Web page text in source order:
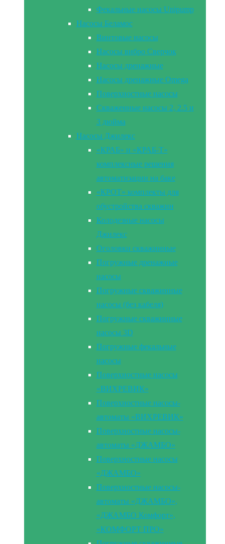
Фекальные насосы Unipump
Насосы Беламос
Винтовые насосы
Насосы вибро Сверчок
Насосы дренажные
Насосы дренажные Omega
Поверхностные насосы
Скваженные насосы 2, 2.5 и
3 дюйма
Насосы Джилекс
«КРАБ» и «КРАБ-Т»
комплексные решения
автоматизации на баке
«КРОТ» комплекты для
обустройства скважин
Колодезные насосы
Джилекс
Оголовки скважинные
Погружные дренажные
насосы
Погружные скважинные
насосы (без кабеля)
Погружные скважинные
насосы 3D
Погружные фекальные
насосы
Поверхностные насосы
«ВИХРЕВИК»
Поверхностные насосы-
автоматы «ВИХРЕВИК»
Поверхностные насосы-
автоматы «ДЖАМБО»
Поверхностные насосы
«ДЖАМБО»
Поверхностные насосы-
автоматы «ДЖАМБО»,
«ДЖАМБО Комфорт»,
«КОМФОРТ ПРО»